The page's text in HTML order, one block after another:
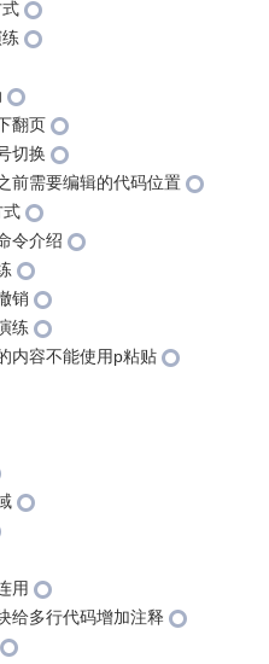
翻页
切换
前需要编辑的代码位置
式
令介绍
销
练
内容不能使用p粘贴
用
给多行代码增加注释